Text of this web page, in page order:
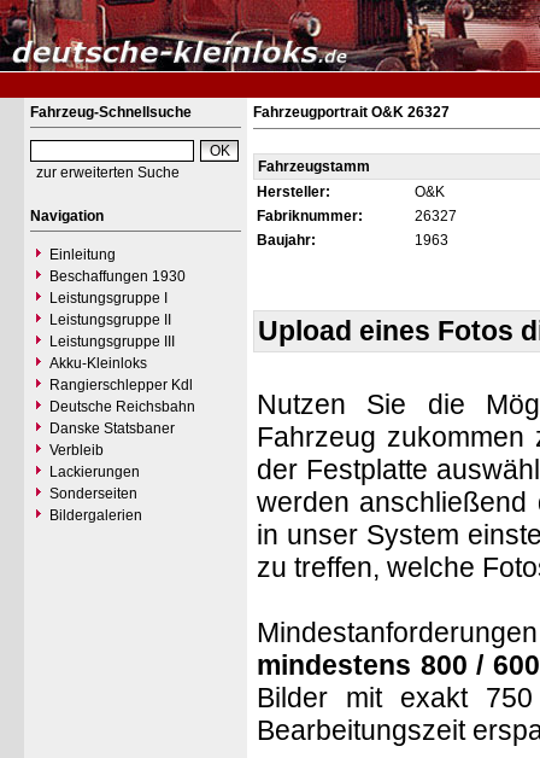
Fahrzeug-Schnellsuche
zur erweiterten Suche
Navigation
Einleitung
Beschaffungen 1930
Leistungsgruppe I
Leistungsgruppe II
Leistungsgruppe III
Akku-Kleinloks
Rangierschlepper Kdl
Deutsche Reichsbahn
Danske Statsbaner
Verbleib
Lackierungen
Sonderseiten
Bildergalerien
Fahrzeugportrait O&K 26327
Fahrzeugstamm
Hersteller:
O&K
Fabriknummer:
26327
Baujahr:
1963
Upload eines Fotos
Nutzen Sie die
Fahrzeug
der Festplatte
werden anschließend
in unser System
zu treffen, welche
mindestens 800 /
Bilder mit exakt
Bearbeitungszeit